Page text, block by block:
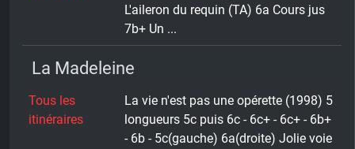
L'aileron du requin (TA) 6a Cours jus
7b+ Un ...
La Madeleine
Tous les
itinéraires
La vie n'est pas une opérette (1998) 5
longueurs 5c puis 6c - 6c+ - 6c+ - 6b+
- 6b - 5c(gauche) 6a(droite) Jolie voie